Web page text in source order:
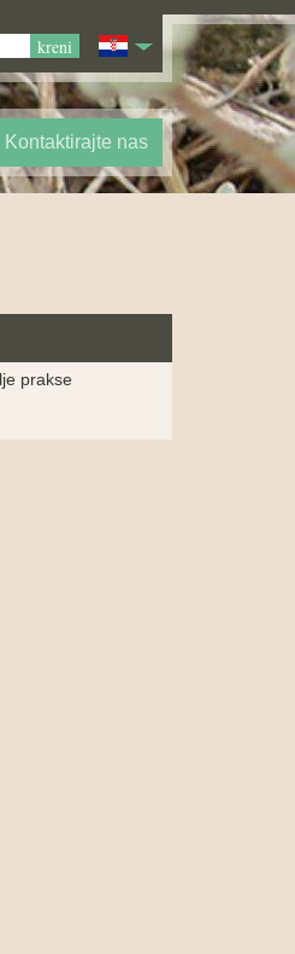
Kontaktirajte nas
prakse